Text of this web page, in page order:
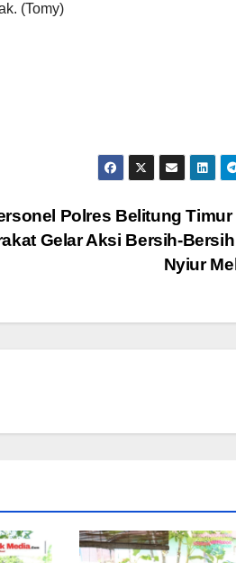
(Tomy)
Polres Belitung
Gelar Aksi Bersih-
Nyiur